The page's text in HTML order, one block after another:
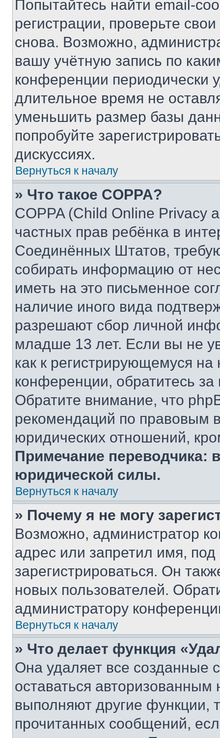
Попытайтесь найти email-
регистрации, проверьте
снова. Возможно,
вашу учётную запись по
конференции периодически
длительное время не
уменьшить размер базы
попробуйте
дискуссиях.
Вернуться к началу
» Что такое COPPA?
COPPA (Child Online Privacy
частных прав ребёнка в
Соединённых Штатов,
собирать информацию от
иметь на это письменное
наличие иного вида
разрешают сбор личной
младше 13 лет. Если вы не
как к регистрирующемуся
конференции, обратитесь
Обратите внимание, что
рекомендаций по правовым
юридических отношений,
Примечание переводчика:
юридической силы.
Вернуться к началу
» Почему я не могу
Возможно, администратор
адрес или запретил имя,
зарегистрироваться. Он
новых пользователей.
администратору
Вернуться к началу
» Что делает функция
Она удаляет все созданные
оставаться
выполняют другие функции,
прочитанных сообщений,